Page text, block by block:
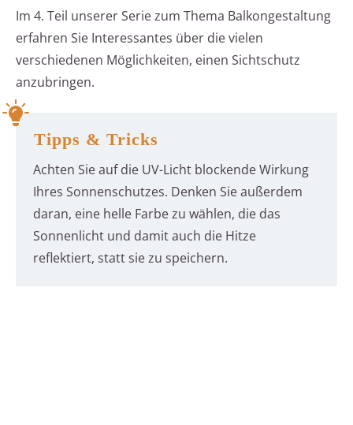
Im 4. Teil unserer Serie zum Thema Balkongestaltung
erfahren Sie Interessantes über die vielen
verschiedenen Möglichkeiten, einen Sichtschutz
anzubringen.
Tipps & Tricks
Achten Sie auf die UV-Licht blockende Wirkung
Ihres Sonnenschutzes. Denken Sie außerdem
daran, eine helle Farbe zu wählen, die das
Sonnenlicht und damit auch die Hitze
reflektiert, statt sie zu speichern.